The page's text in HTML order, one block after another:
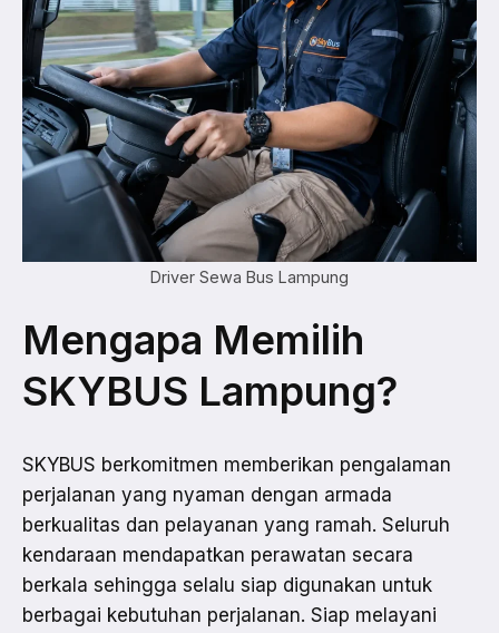
Driver Sewa Bus Lampung
Mengapa Memilih
SKYBUS Lampung?
SKYBUS berkomitmen memberikan pengalaman
perjalanan yang nyaman dengan armada
berkualitas dan pelayanan yang ramah. Seluruh
kendaraan mendapatkan perawatan secara
berkala sehingga selalu siap digunakan untuk
berbagai kebutuhan perjalanan. Siap melayani